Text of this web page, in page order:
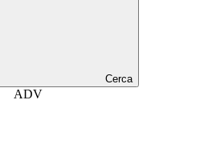
Cerca
ADV